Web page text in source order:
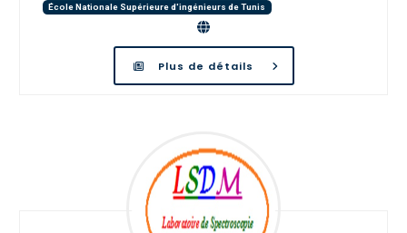
École Nationale Supérieure d'ingénieurs de Tunis
Plus de détails